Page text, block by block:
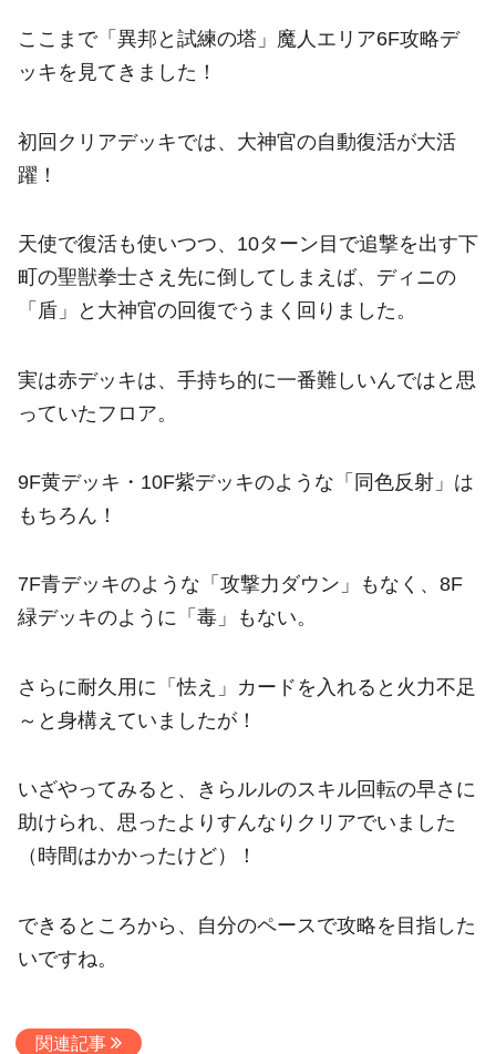
ここまで「異邦と試練の塔」魔人エリア6F攻略デ
ッキを見てきました！
初回クリアデッキでは、大神官の自動復活が大活
躍！
天使で復活も使いつつ、10ターン目で追撃を出す下
町の聖獣拳士さえ先に倒してしまえば、ディニの
「盾」と大神官の回復でうまく回りました。
実は赤デッキは、手持ち的に一番難しいんではと思
っていたフロア。
9F黄デッキ・10F紫デッキのような「同色反射」は
もちろん！
7F青デッキのような「攻撃力ダウン」もなく、8F
緑デッキのように「毒」もない。
さらに耐久用に「怯え」カードを入れると火力不足
～と身構えていましたが！
いざやってみると、きらルルのスキル回転の早さに
助けられ、思ったよりすんなりクリアでいました
（時間はかかったけど）！
できるところから、自分のペースで攻略を目指した
いですね。
関連記事